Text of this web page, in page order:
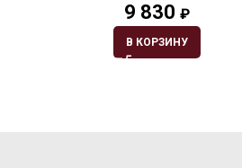
9 830 ₽
В КОРЗИНУ